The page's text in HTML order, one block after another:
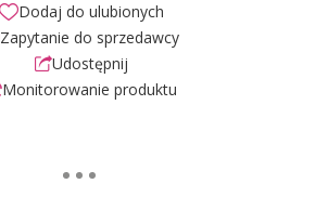
Dodaj do ulubionych
Zapytanie do sprzedawcy
Udostępnij
Monitorowanie produktu